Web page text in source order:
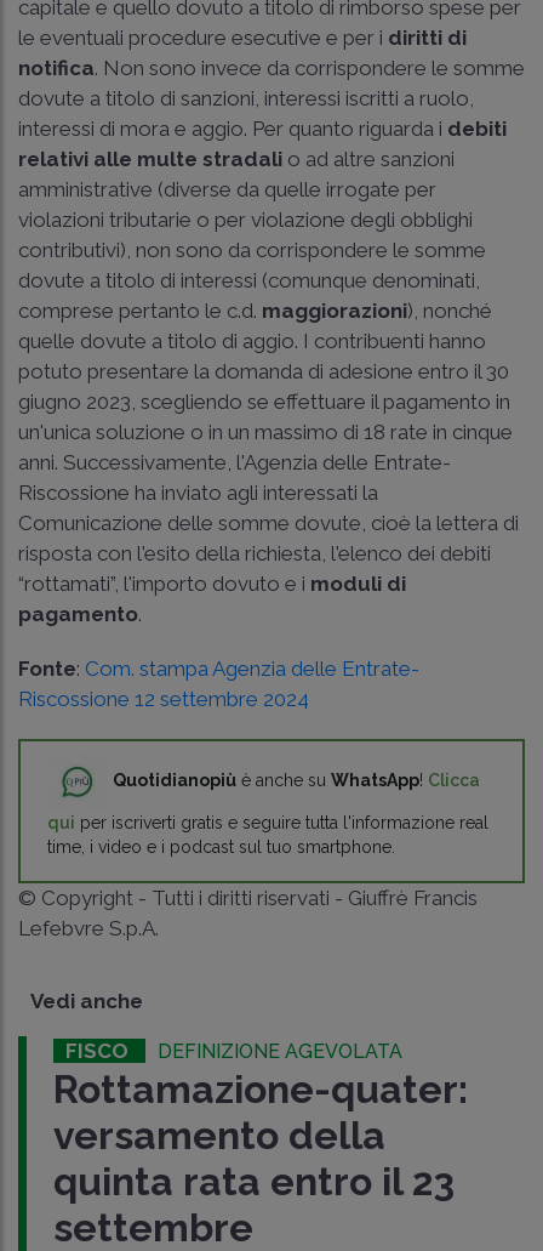
capitale e quello dovuto a titolo di rimborso spese per
le eventuali procedure esecutive e per i diritti di
notifica. Non sono invece da corrispondere le somme
dovute a titolo di sanzioni, interessi iscritti a ruolo,
interessi di mora e aggio. Per quanto riguarda i debiti
relativi alle multe stradali o ad altre sanzioni
amministrative (diverse da quelle irrogate per
violazioni tributarie o per violazione degli obblighi
contributivi), non sono da corrispondere le somme
dovute a titolo di interessi (comunque denominati,
comprese pertanto le c.d. maggiorazioni), nonché
quelle dovute a titolo di aggio. I contribuenti hanno
potuto presentare la domanda di adesione entro il 30
giugno 2023, scegliendo se effettuare il pagamento in
un'unica soluzione o in un massimo di 18 rate in cinque
anni. Successivamente, l'Agenzia delle Entrate-
Riscossione ha inviato agli interessati la
Comunicazione delle somme dovute, cioè la lettera di
risposta con l'esito della richiesta, l'elenco dei debiti
“rottamati”, l'importo dovuto e i moduli di
pagamento.
Fonte: Com. stampa Agenzia delle Entrate-
Riscossione 12 settembre 2024
Quotidianopiù è anche su WhatsApp! Clicca
qui per iscriverti gratis e seguire tutta l'informazione real
time, i video e i podcast sul tuo smartphone.
© Copyright - Tutti i diritti riservati - Giuffrè Francis
Lefebvre S.p.A.
Vedi anche
FISCO DEFINIZIONE AGEVOLATA
Rottamazione-quater:
versamento della
quinta rata entro il 23
settembre